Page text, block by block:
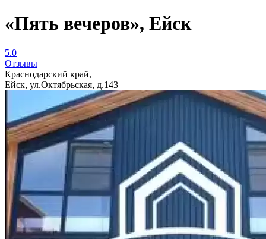
«Пять вечеров», Ейск
5.0
Отзывы
Краснодарский край,
Ейск, ул.Октябрьская, д.143